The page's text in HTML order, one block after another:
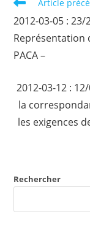
articles
Article
2012-03-05 :
Représentation
PACA –
2012-03-12 :
la
les exigences
Rechercher